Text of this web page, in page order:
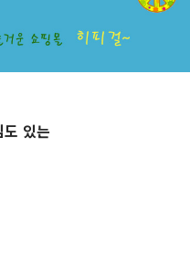
도 있는